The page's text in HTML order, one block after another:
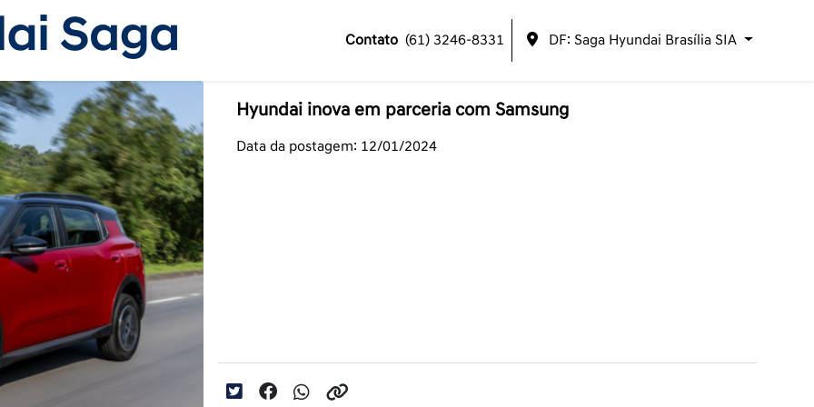
Contato (61) 3246-8331 DF: Saga Hyundai Brasília SIA
Hyundai inova em parceria com Samsung
Data da postagem: 12/01/2024